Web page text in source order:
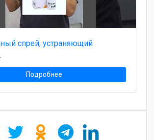
спрей, устраняющий
Подробнее